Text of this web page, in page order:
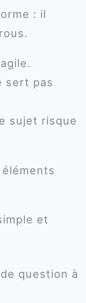
: il
sert pas
sujet risque
et
question à